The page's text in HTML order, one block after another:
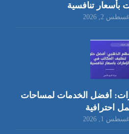
بأسعار تنافسية
أغسطس 2, 2026
أفضل الخدمات لمساحات
احترافية
أغسطس 1, 2026